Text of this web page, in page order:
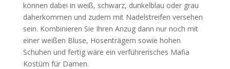
können dabei in weiß, schwarz, dunkelblau oder grau
daherkommen und zudem mit Nadelstreifen versehen
sein. Kombinieren Sie Ihren Anzug dann nur noch mit
einer weißen Bluse, Hosenträgern sowie hohen
Schuhen und fertig wäre ein verführerisches Mafia
Kostüm für Damen.